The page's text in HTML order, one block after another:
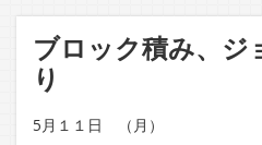
ブロック積み、ジ
り
5月１１日 （月）